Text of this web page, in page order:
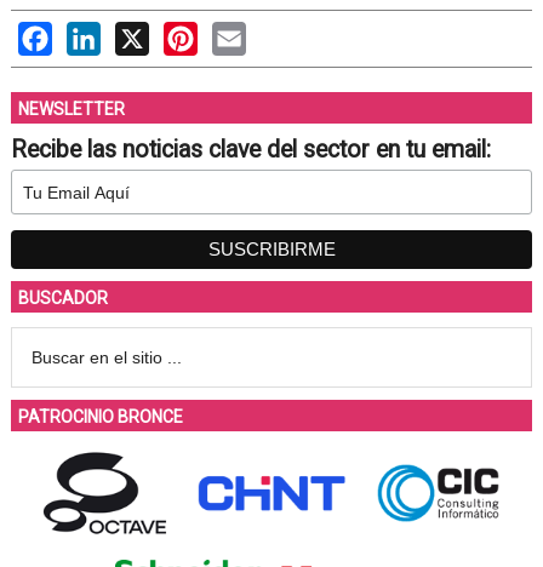
FacebookLinkedIn Pinterest
NEWSLETTER
Recibe las noticias clave del sector en tu email:
BUSCADOR
PATROCINIO BRONCE